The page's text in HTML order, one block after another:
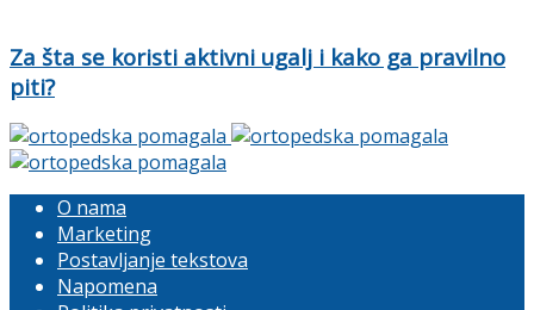
Za šta se koristi aktivni ugalj i kako ga pravilno
piti?
O nama
Marketing
Postavljanje tekstova
Napomena